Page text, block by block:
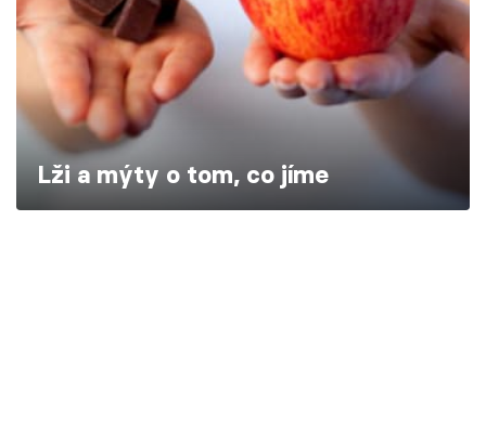
Škola vaření
Recepty z TV
Speciál: Cuketa
Těhotnej kuchař
Lži a mýty o tom, co jíme